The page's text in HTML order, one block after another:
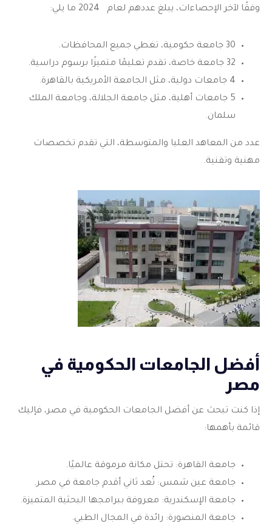
وفقًا لآخر الإحصاءات، يبلغ عددهم لعام
30 جامعة حكومية، تغطي جميع المحافظات.
32 جامعة خاصة، تقدم تعليمًا متميزًا برسوم دراسية.
4 جامعات دولية، مثل الجامعة الأمريكية بالقاهرة.
5 جامعات أهلية، مثل جامعة الجلالة، وجامعة الملك
سلمان.
عدد من المعاهد العليا والمتوسطة، التي تقدم تخصصات
مهنية وتقنية.
أفضل الجامعات الحكومية في
مصر
إذا كنت تبحث عن أفضل الجامعات الحكومية في مصر، فإليك
قائمة بأهمها:
جامعة القاهرة: تحتل مكانة مرموقة عالميًا.
جامعة عين شمس: تُعد ثاني أقدم جامعة في مصر.
جامعة الإسكندرية: معروفة ببرامجها البحثية المتميزة.
جامعة المنصورة: رائدة في المجال الطبي.